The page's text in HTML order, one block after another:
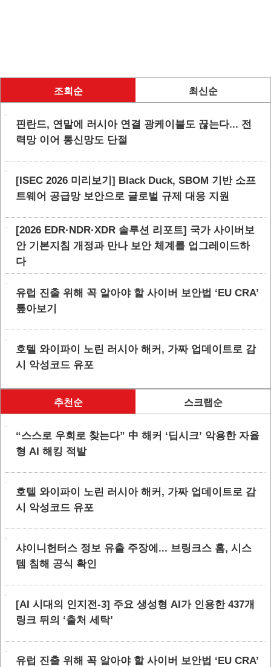
조회순 최신순
핀란드, 연말에 러시아 연결 광케이블도 끊는다... 전
력망 이어 통신망도 단절
[ISEC 2026 미리보기] Black Duck, SBOM 기반 소프
트웨어 공급망 보안으로 글로벌 규제 대응 지원
[2026 EDR·NDR·XDR 솔루션 리포트] 국가 사이버보
안 기본지침 개정과 만나 보안 체계를 업그레이드하
다
유럽 진출 위해 꼭 알아야 할 사이버 보안법 ‘EU CRA’
톺아보기
호텔 와이파이 노린 러시아 해커, 가짜 업데이트로 감
시 악성코드 유포
추천순 스크랩순
“스스로 우회로 찾는다” 中 해커 ‘딥시크’ 악용한 자율
형 AI 해킹 적발
호텔 와이파이 노린 러시아 해커, 가짜 업데이트로 감
시 악성코드 유포
샤이니헌터스 정보 유출 주장에... 브링크스 홈, 시스
템 침해 공식 확인
[AI 시대의 인지전-3] 주요 생성형 AI가 인용한 437개
링크 뒤의 ‘출처 세탁’
유럽 진출 위해 꼭 알아야 할 사이버 보안법 ‘EU CRA’